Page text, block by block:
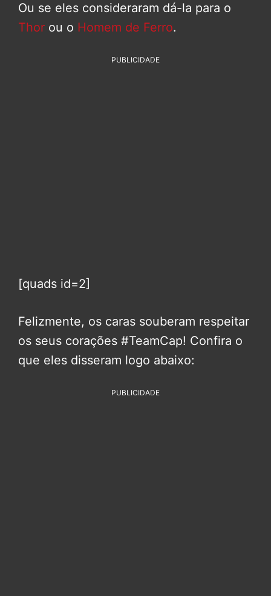
Ou se eles consideraram dá-la para o
Thor ou o Homem de Ferro.
PUBLICIDADE
[quads id=2]
Felizmente, os caras souberam respeitar
os seus corações #TeamCap! Confira o
que eles disseram logo abaixo:
PUBLICIDADE